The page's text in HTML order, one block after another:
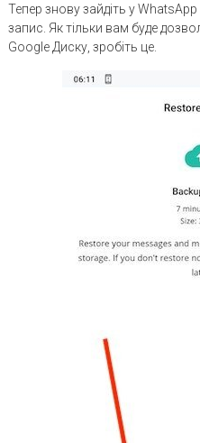
Тепер знову зайдіть у
запис. Як тільки вам буде
Google Диску, зробіть це.